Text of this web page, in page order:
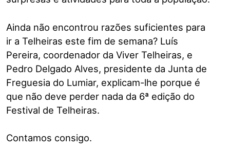
Ainda não encontrou razões suficientes para
ir a Telheiras este fim de semana? Luís
Pereira, coordenador da Viver Telheiras, e
Pedro Delgado Alves, presidente da Junta de
Freguesia do Lumiar, explicam-lhe porque é
que não deve perder nada da 6ª edição do
Festival de Telheiras.
Contamos consigo.